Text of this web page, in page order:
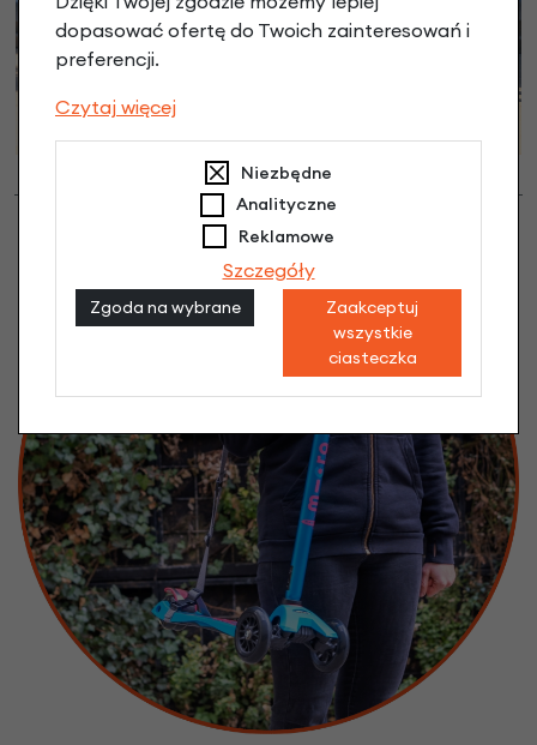
dopasować ofertę do Twoich zainteresowań i
preferencji.
Czytaj więcej
Niezbędne
Analityczne
Reklamowe
Szczegóły
Zgoda na wybrane
Zaakceptuj
wszystkie
ciasteczka